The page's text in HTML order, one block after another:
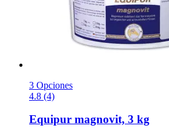
3 Opciones
4.8 (4)
Equipur magnovit, 3 kg